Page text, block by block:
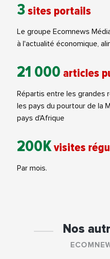
3 sites portails
Le groupe Ecomnews
à l'actualité économique,
21 000 articles
Répartis entre les grandes
les pays du pourtour de la
pays d'Afrique
200Kvisites
Par mois.
Nos